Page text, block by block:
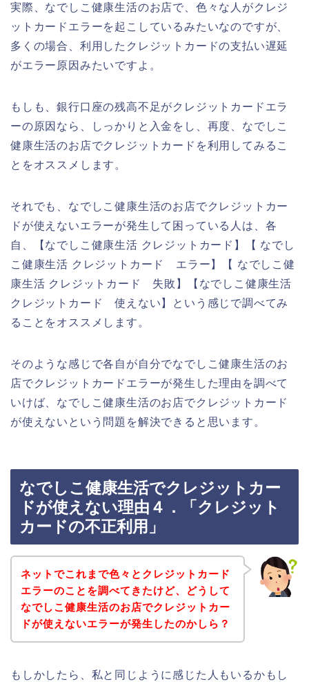
実際、なでしこ健康生活のお店で、色々な人がクレジ
ットカードエラーを起こしているみたいなのですが、
多くの場合、利用したクレジットカードの支払い遅延
がエラー原因みたいですよ。
もしも、銀行口座の残高不足がクレジットカードエラ
ーの原因なら、しっかりと入金をし、再度、なでしこ
健康生活のお店でクレジットカードを利用してみるこ
とをオススメします。
それでも、なでしこ健康生活のお店でクレジットカー
ドが使えないエラーが発生して困っている人は、各
自、【なでしこ健康生活 クレジットカード】【 なでし
こ健康生活 クレジットカード エラー】【 なでしこ健
康生活 クレジットカード 失敗】【なでしこ健康生活
クレジットカード 使えない】という感じで調べてみ
ることをオススメします。
そのような感じで各自が自分でなでしこ健康生活のお
店でクレジットカードエラーが発生した理由を調べて
いけば、なでしこ健康生活のお店でクレジットカード
が使えないという問題を解決できると思います。
なでしこ健康生活でクレジットカー
ドが使えない理由４．「クレジット
カードの不正利用」
ネットでこれまで色々とクレジットカード
エラーのことを調べてきたけど、どうして
なでしこ健康生活のお店でクレジットカー
ドが使えないエラーが発生したのかしら？
もしかしたら、私と同じように感じた人もいるかもし